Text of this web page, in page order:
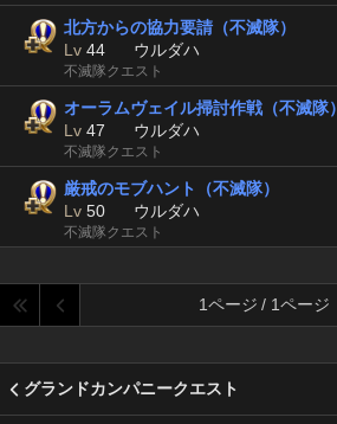
北方からの協力要請（不滅隊）
Lv 44 ウルダハ
不滅隊クエスト
オーラムヴェイル掃討作戦（不滅隊）
Lv 47 ウルダハ
不滅隊クエスト
厳戒のモブハント（不滅隊）
Lv 50 ウルダハ
不滅隊クエスト
1ページ / 1ページ
グランドカンパニークエスト